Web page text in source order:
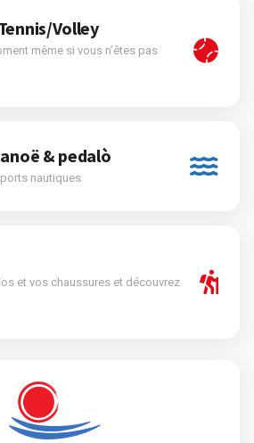
Volley
même si vous n’êtes pas
& pedalò
nautiques
et vos chaussures et découvrez